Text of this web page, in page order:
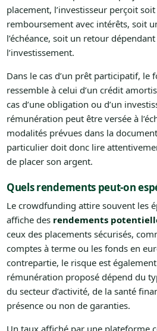
placement, l’investisseur perçoit
remboursement avec intérêts, soit
l’échéance, soit un retour
l’investissement.
Dans le cas d’un prêt participatif, le
ressemble à celui d’un crédit
cas d’une obligation ou d’un
rémunération peut être versée à
modalités prévues dans la
particulier doit donc lire
de placer son argent.
Quels rendements peut-on
Le crowdfunding attire souvent les
affiche des rendements
ceux des placements sécurisés,
comptes à terme ou les fonds en
contrepartie, le risque est
rémunération proposé dépend du
du secteur d’activité, de la santé
présence ou non de garanties.